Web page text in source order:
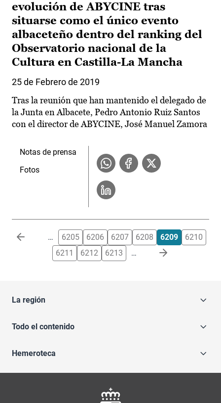
evolución de ABYCINE tras
situarse como el único evento
albaceteño dentro del ranking del
Observatorio nacional de la
Cultura en Castilla-La Mancha
25 de Febrero de 2019
Tras la reunión que han mantenido el delegado de
la Junta en Albacete, Pedro Antonio Ruiz Santos
con el director de ABYCINE, José Manuel Zamora
Notas de prensa
Fotos
Paginación … 6205 6206 6207 6208 6209
6210
6211
6212 6213 …
La región
Todo el contenido
Hemeroteca